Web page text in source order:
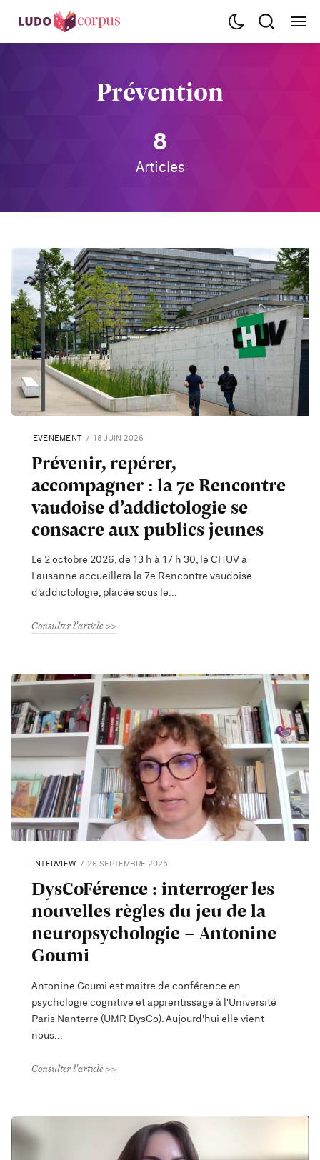
Prévention
8
Articles
EVENEMENT 18 JUIN 2026
Prévenir, repérer,
accompagner : la 7e Rencontre
vaudoise d’addictologie se
consacre aux publics jeunes
Le 2 octobre 2026, de 13 h à 17 h 30, le CHUV à
Lausanne accueillera la 7e Rencontre vaudoise
d’addictologie, placée sous le
Consulter l'article
INTERVIEW 26 SEPTEMBRE 2025
DysCoFérence : interroger les
nouvelles règles du jeu de la
neuropsychologie - Antonine
Goumi
Antonine Goumi est maitre de conférence en
psychologie cognitive et apprentissage à l'Université
Paris Nanterre (UMR DysCo). Aujourd'hui elle vient
nous
Consulter l'article